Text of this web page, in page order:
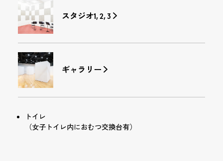
スタジオ1, 2, 3
ギャラリー
トイレ
（女子トイレ内におむつ交換台有）